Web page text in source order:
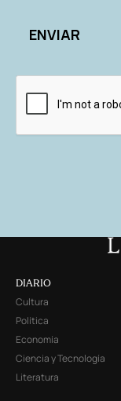
DIARIO
Cultura
Política
Economía
Ciencia y Tecnología
Literatura